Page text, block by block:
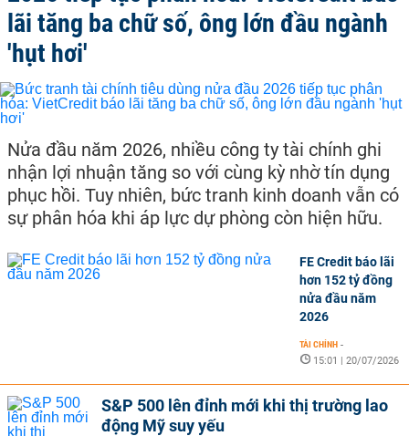
lãi tăng ba chữ số, ông lớn đầu ngành
'hụt hơi'
Nửa đầu năm 2026, nhiều công ty tài chính ghi
nhận lợi nhuận tăng so với cùng kỳ nhờ tín dụng
phục hồi. Tuy nhiên, bức tranh kinh doanh vẫn có
sự phân hóa khi áp lực dự phòng còn hiện hữu.
FE Credit báo lãi
hơn 152 tỷ đồng
nửa đầu năm
2026
TÀI CHÍNH -
15:01 | 20/07/2026
S&P 500 lên đỉnh mới khi thị trường lao
động Mỹ suy yếu